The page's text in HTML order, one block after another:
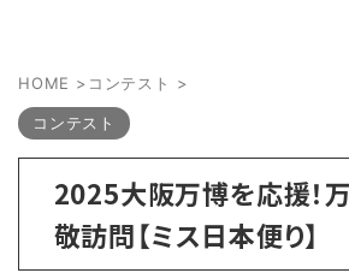
HOME > コンテスト >
コンテスト
2025大阪万博を応援！
敬訪問【ミス日本便り】